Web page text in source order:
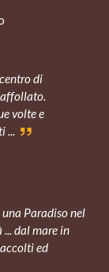
di
volte e
Paradiso nel
dal mare in
ed